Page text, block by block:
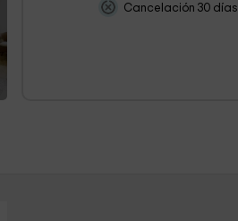
Cancelación 30 días